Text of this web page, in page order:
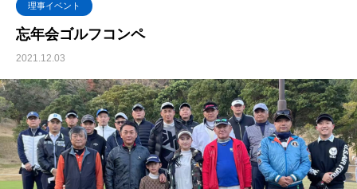
理事イベント
忘年会ゴルフコンペ
2021.12.03